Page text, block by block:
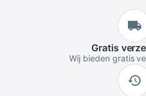
Gratis
Wij bieden gratis